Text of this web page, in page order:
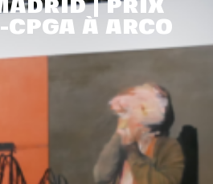
| PRIX
CPGA À ARCO